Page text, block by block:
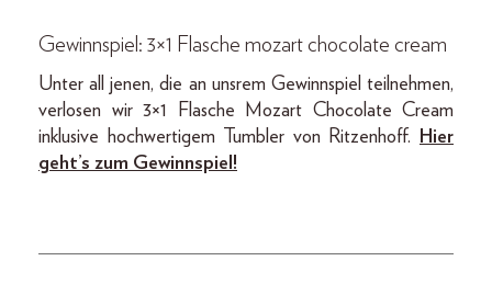
Gewinnspiel: 3×1 Flasche mozart chocolate cream
Unter all jenen, die an unsrem Gewinnspiel teilnehmen,
verlosen wir 3×1 Flasche Mozart Chocolate Cream
inklusive hochwertigem Tumbler von Ritzenhoff.
Hier
geht’s zum Gewinnspiel!